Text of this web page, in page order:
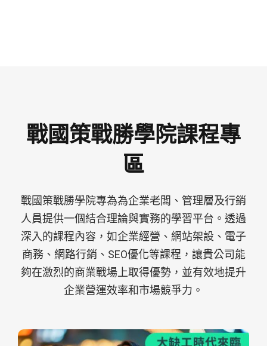
戰國策戰勝學院課程專
區
戰國策戰勝學院專為為企業老闆、管理層及行銷
人員提供一個結合理論與實務的學習平台。透過
深入的課程內容，如企業經營、網站架設、電子
商務、網路行銷、SEO優化等課程，讓貴公司能
夠在激烈的商業戰場上取得優勢，並有效地提升
企業營運效率和市場競爭力。